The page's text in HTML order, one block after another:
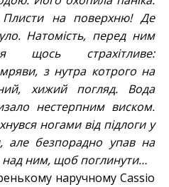
Плисти на поверхню! Де
Натомість, перед ним
щось страхітливе:
з нутра котрого на
хижий погляд. Вода
нестерпним виском.
ногами від підлоги у
але безпорадно упав на
над ним, щоб поглинути…
наручному Cassio